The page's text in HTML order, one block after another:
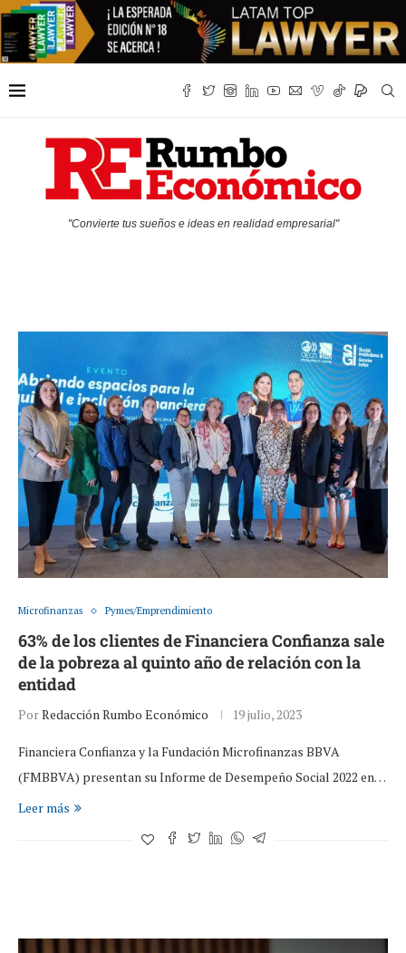
"Convierte tus sueños e ideas en realidad empresarial"
Microfinanzas Pymes/Emprendimiento
63% de los clientes de Financiera Confianza sale
de la pobreza al quinto año de relación con la
entidad
PorRedacción Rumbo Económico 19 julio, 2023
Financiera Confianza y la Fundación Microfinanzas BBVA
(FMBBVA) presentan su Informe de Desempeño Social 2022 en…
Leer más